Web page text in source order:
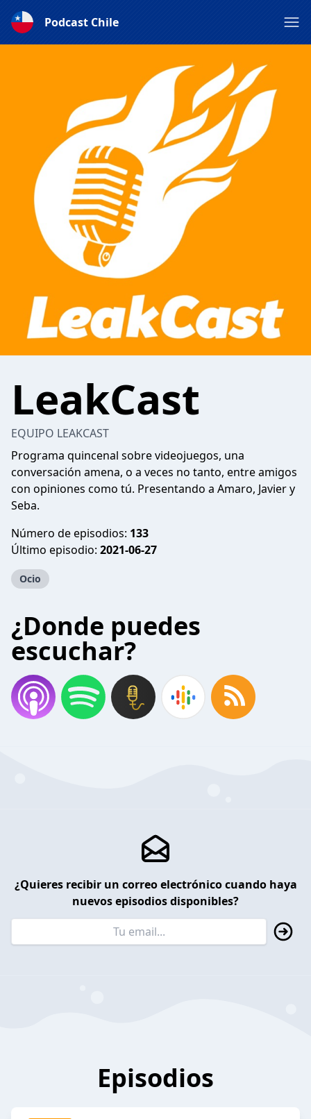
Podcast Chile
LeakCast
EQUIPO LEAKCAST
Programa quincenal sobre videojuegos, una
conversación amena, o a veces no tanto, entre amigos
con opiniones como tú. Presentando a Amaro, Javier y
Seba.
Número de episodios: 133
Último episodio: 2021-06-27
Ocio
¿Donde puedes
escuchar?
¿Quieres recibir un correo electrónico cuando haya
nuevos episodios disponibles?
Episodios